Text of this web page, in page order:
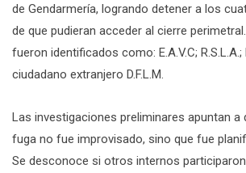
de Gendarmería, logrando detener a los
de que pudieran acceder al cierre
fueron identificados como: E.A.V.C; R.S.L.A.;
ciudadano extranjero D.F.L.M.
Las investigaciones preliminares apuntan a
fuga no fue improvisado, sino que fue
Se desconoce si otros internos